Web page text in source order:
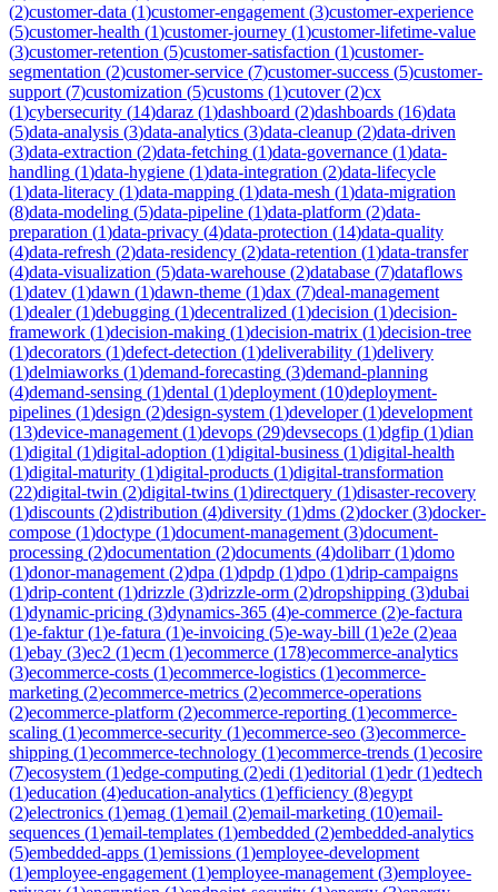
(2)customer-data (1)customer-engagement (3)customer-experience
(5)customer-health (1)customer-journey (1)customer-lifetime-value
(3)customer-retention (5)customer-satisfaction (1)customer-
segmentation (2)customer-service (7)customer-success (5)customer-
support (7)customization (5)customs (1)cutover(2)cx
(1)cybersecurity (14)daraz (1)dashboard (2)dashboards (16)data
(5)data-analysis (3)data-analytics (3)data-cleanup (2)data-driven
(3)data-extraction (2)data-fetching (1)data-governance (1)data-
handling (1)data-hygiene (1)data-integration (2)data-lifecycle
(1)data-literacy (1)data-mapping (1)data-mesh (1)data-migration
(8)data-modeling (5)data-pipeline (1)data-platform (2)data-
preparation (1)data-privacy (4)data-protection (14)data-quality
(4)data-refresh (2)data-residency (2)data-retention (1)data-transfer
(4)data-visualization (5)data-warehouse (2)database (7)dataflows
(1)datev (1)dawn (1)dawn-theme (1)dax (7)deal-management
(1)dealer(1)debugging (1)decentralized (1)decision (1)decision-
framework (1)decision-making (1)decision-matrix (1)decision-tree
(1)decorators (1)defect-detection (1)deliverability (1)delivery
(1)delmiaworks (1)demand-forecasting (3)demand-planning
(4)demand-sensing (1)dental (1)deployment (10)deployment-
pipelines (1)design (2)design-system (1)developer(1)development
(13)device-management (1)devops (29)devsecops (1)dgfip (1)dian
(1)digital (1)digital-adoption (1)digital-business (1)digital-health
(1)digital-maturity (1)digital-products (1)digital-transformation
(22)digital-twin (2)digital-twins (1)directquery (1)disaster-recovery
(1)discounts (2)distribution (4)diversity (1)dms (2)docker(3)docker-
compose (1)doctype (1)document-management (3)document-
processing (2)documentation (2)documents (4)dolibarr(1)domo
(1)donor-management (2)dpa (1)dpdp (1)dpo (1)drip-campaigns
(1)drip-content (1)drizzle (3)drizzle-orm (2)dropshipping (3)dubai
(1)dynamic-pricing (3)dynamics-365 (4)e-commerce (2)e-factura
(1)e-faktur(1)e-fatura (1)e-invoicing (5)e-way-bill (1)e2e (2)eaa
(1)ebay (3)ec2 (1)ecm (1)ecommerce (178)ecommerce-analytics
(3)ecommerce-costs (1)ecommerce-logistics (1)ecommerce-
marketing (2)ecommerce-metrics (2)ecommerce-operations
(2)ecommerce-platform (2)ecommerce-reporting (1)ecommerce-
scaling (1)ecommerce-security (1)ecommerce-seo (3)ecommerce-
shipping (1)ecommerce-technology (1)ecommerce-trends (1)ecosire
(7)ecosystem (1)edge-computing (2)edi (1)editorial (1)edr(1)edtech
(1)education (4)education-analytics (1)efficiency (8)egypt
(2)electronics (1)emag (1)email (2)email-marketing (10)email-
sequences (1)email-templates (1)embedded (2)embedded-analytics
(5)embedded-apps (1)emissions (1)employee-development
(1)employee-engagement (1)employee-management (3)employee-